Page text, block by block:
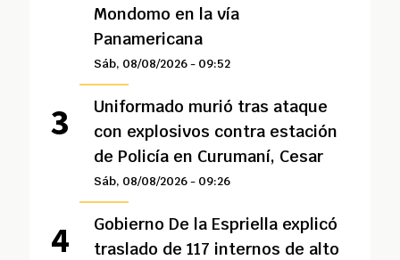
Mondomo en la vía
Panamericana
Sáb, 08/08/2026 - 09:52
Uniformado murió tras ataque
con explosivos contra estación
de Policía en Curumaní, Cesar
Sáb, 08/08/2026 - 09:26
Gobierno De la Espriella explicó
traslado de 117 internos de alto